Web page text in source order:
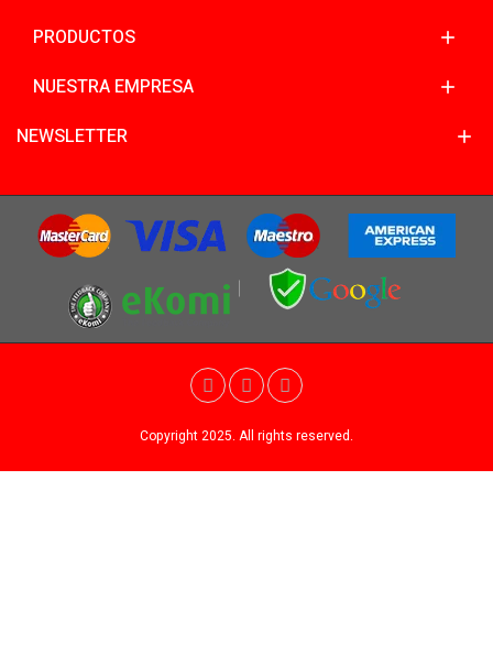
PRODUCTOS
NUESTRA EMPRESA
NEWSLETTER
Copyright 2025. All rights reserved.